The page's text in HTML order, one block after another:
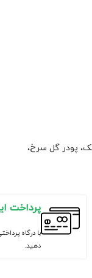
پودر گل سرخ،
پرداخت
با درگاه
دهید.